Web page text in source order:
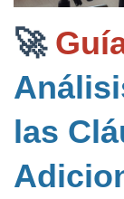
🚀
las